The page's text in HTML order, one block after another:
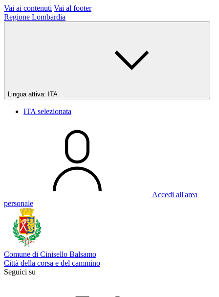
Vai ai contenuti Vai al footer
Regione Lombardia
Lingua attiva: ITA
ITA selezionata
Accedi all'area
personale
Comune di Cinisello Balsamo
Città della corsa e del cammino
Seguici su